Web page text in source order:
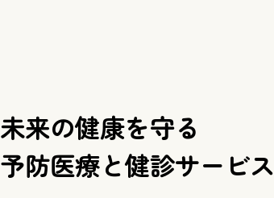
未来の健康を守る
予防医療と健診サービス